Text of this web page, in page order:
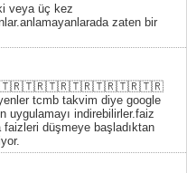
veya üç kez
zaten bir
tcmb takvim diye google
uygulamayı indirebilirler.faiz
düşmeye başladıktan